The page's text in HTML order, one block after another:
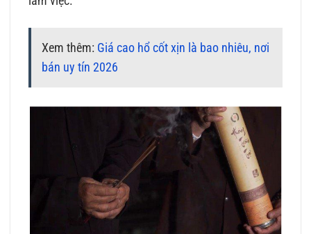
Xem thêm: Giá cao hổ cốt xịn là bao nhiêu, nơi
bán uy tín 2026